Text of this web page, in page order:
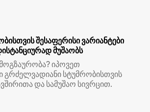
შესაფერისი ვარიანტები
მუშაობს
მოგზაურობა? იპოვეთ
გრძელვადიანი სტუმრობისთვის
და სამუშაო სივრცით.